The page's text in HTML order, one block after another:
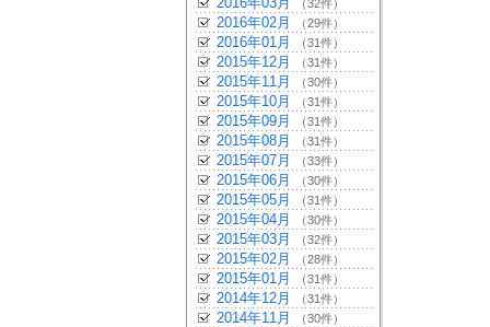
（32件）
2016年02月 （29件）
2016年01月 （31件）
2015年12月 （31件）
2015年11月 （30件）
2015年10月 （31件）
2015年09月 （31件）
2015年08月 （31件）
2015年07月 （33件）
2015年06月 （30件）
2015年05月 （31件）
2015年04月 （30件）
2015年03月 （32件）
2015年02月 （28件）
2015年01月 （31件）
2014年12月 （31件）
2014年11月 （30件）